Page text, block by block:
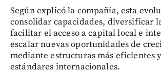
Según explicó la compañía, esta
consolidar capacidades, diversificar
facilitar el acceso a capital local e
escalar nuevas oportunidades de
mediante estructuras más eficientes
estándares internacionales.